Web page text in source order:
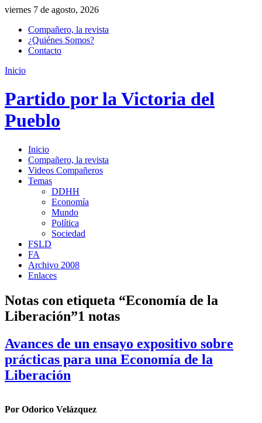
viernes 7 de agosto, 2026
Compañero, la revista
¿Quiénes Somos?
Contacto
Inicio
Partido por la Victoria del
Pueblo
Inicio
Compañero, la revista
Videos Compañeros
Temas
DDHH
Economía
Mundo
Política
Sociedad
FSLD
FA
Archivo 2008
Enlaces
Notas con etiqueta “Economía de la
Liberación”1 notas
Avances de un ensayo expositivo sobre
prácticas para una Economía de la
Liberación
Por Odorico Velázquez